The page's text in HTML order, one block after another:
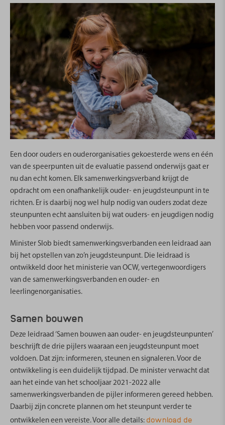
Een door ouders en ouderorganisaties gekoesterde wens en één
van de speerpunten uit de evaluatie passend onderwijs gaat er
nu dan echt komen. Elk samenwerkingsverband krijgt de
opdracht om een onafhankelijk ouder- en jeugdsteunpunt in te
richten. Er is daarbij nog wel hulp nodig van ouders zodat deze
steunpunten echt aansluiten bij wat ouders- en jeugdigen nodig
hebben voor passend onderwijs.
Minister Slob biedt samenwerkingsverbanden een leidraad aan
bij het opstellen van zo’n jeugdsteunpunt. Die leidraad is
ontwikkeld door het ministerie van OCW, vertegenwoordigers
van de samenwerkingsverbanden en ouder- en
leerlingenorganisaties.
Samen bouwen
Deze leidraad ‘Samen bouwen aan ouder- en jeugdsteunpunten’
beschrijft de drie pijlers waaraan een jeugdsteunpunt moet
voldoen. Dat zijn: informeren, steunen en signaleren. Voor de
ontwikkeling is een duidelijk tijdpad. De minister verwacht dat
aan het einde van het schooljaar 2021-2022 alle
samenwerkingsverbanden de pijler informeren gereed hebben.
Daarbij zijn concrete plannen om het steunpunt verder te
ontwikkelen een vereiste. Voor alle details: download de
Meld je aan en geef je stem!
Met het Landelijk Ouderpanel brengt Ouders & Onderwijs de
mening en ervaringen van ouders over het huidige onderwijs in
met professionals, overheid en politiek. En we verbeteren de
beschikbare informatie over opvoeden en onderwijs.
Meld je aan!